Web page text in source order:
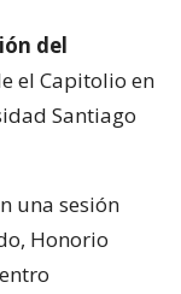
del
el Capitolio en
Santiago
una sesión
Honorio